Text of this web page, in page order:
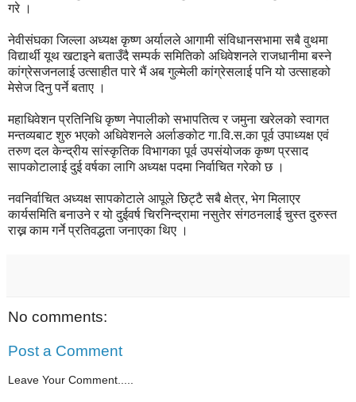
गरे ।
नेवीसंघका जिल्ला अध्यक्ष कृष्ण अर्यालले आगामी संविधानसभामा सबै वुथमा
विद्यार्थी यूथ खटाइने बताउँदै सम्पर्क समितिको अधिवेशनले राजधानीमा बस्ने
कांग्रेसजनलाई उत्साहीत पारे भैं अब गुल्मेली कांग्रेसलाई पनि यो उत्साहको
मेसेज दिनु पर्ने बताए ।
महाधिवेशन प्रतिनिधि कृष्ण नेपालीको सभापतित्व र जमुना खरेलको स्वागत
मन्तव्यबाट शुरु भएको अधिवेशनले अर्लाङकोट गा.वि.स.का पूर्व उपाध्यक्ष एवं
तरुण दल केन्द्रीय सांस्कृतिक विभागका पूर्व उपसंयोजक कृष्ण प्रसाद
सापकोटालाई दुई वर्षका लागि अध्यक्ष पदमा निर्वाचित गरेको छ ।
नवनिर्वाचित अध्यक्ष सापकोटाले आपूले छिट्टै सबै क्षेत्र, भेग मिलाएर
कार्यसमिति बनाउने र यो दुईवर्ष चिरनिन्द्रामा नसुतेर संगठनलाई चुस्त दुरुस्त
राख्न काम गर्ने प्रतिवद्धता जनाएका थिए ।
No comments:
Post a Comment
Leave Your Comment.....